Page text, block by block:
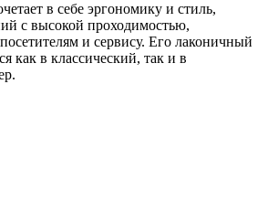
в себе эргономику и стиль,
с высокой проходимостью,
и сервису. Его лаконичный
как в классический, так и в